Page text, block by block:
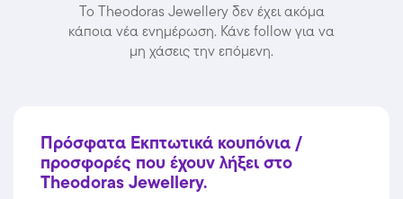
Το Theodoras Jewellery δεν έχει ακόμα
κάποια νέα ενημέρωση. Κάνε follow για να
μη χάσεις την επόμενη.
Πρόσφατα Εκπτωτικά κουπόνια /
προσφορές που έχουν λήξει στο
Theodoras Jewellery.